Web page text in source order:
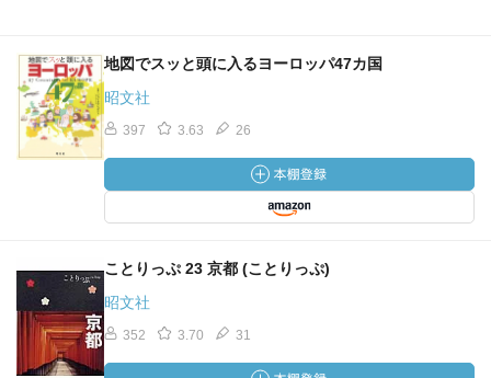
地図でスッと頭に入るヨーロッパ47カ国
昭文社
397 3.63 26
ことりっぷ 23 京都 (ことりっぷ)
昭文社
352 3.70 31